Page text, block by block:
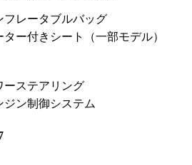
フレータブルバッグ
ター付きシート（一部モデル）
ーステアリング
ジン制御システム